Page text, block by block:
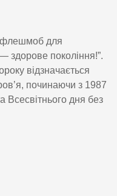
флешмоб для
здорове покоління!”.
відзначається
починаючи з 1987
Всесвітнього дня без